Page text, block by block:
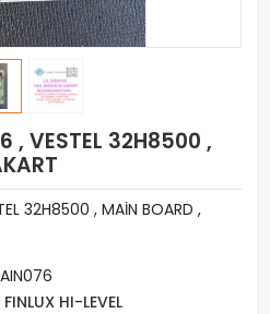
, VESTEL 32H8500 ,
32H8500 , MAİN BOARD ,
HI-LEVEL